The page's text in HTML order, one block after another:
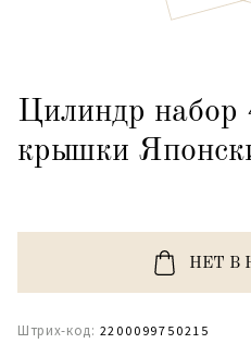
Цилиндр набор
крышки
НЕТ В
Штрих-код: 2200099750215